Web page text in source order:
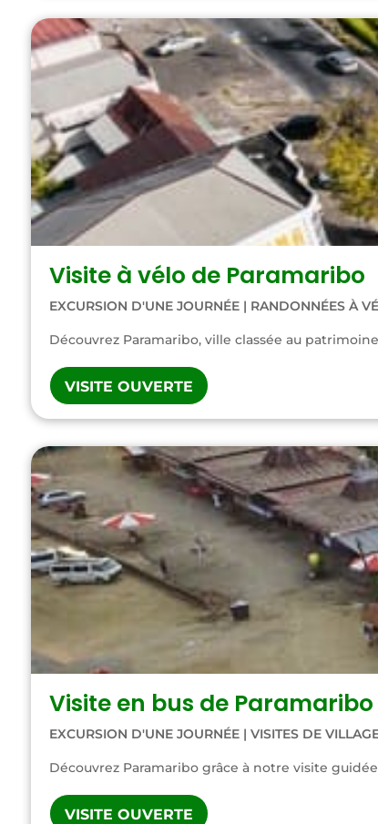
Visite à vélo de Paramaribo
EXCURSION D'UNE JOURNÉE| RANDONNÉES À
Découvrez Paramaribo, ville classée au
VISITE OUVERTE
Visite en bus de Paramaribo
EXCURSION D'UNE JOURNÉE| VISITES DE
Découvrez Paramaribo grâce à notre visite
VISITE OUVERTE